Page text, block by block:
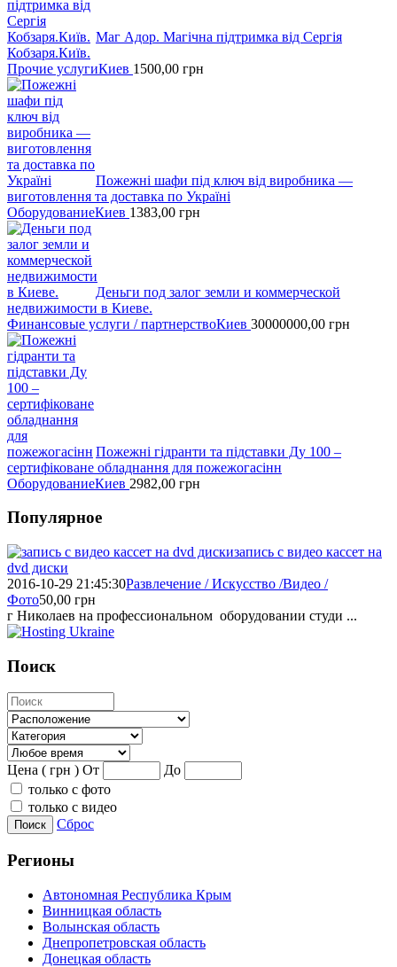
Маг Адор. Магічна підтримка від Сергія
Кобзаря.Київ.
Прочие услугиКиев 1500,00 грн
Пожежні шафи пiд ключ вiд виробника —
виготовлення та доставка по Україні
ОборудованиеКиев 1383,00 грн
Деньги под залог земли и коммерческой
недвижимости в Киеве.
Финансовые услуги / партнерствоКиев 30000000,00 грн
Пожежні гідранти тa підставки Ду 100 –
сертифіковане обладнання для пожежогасінн
ОборудованиеКиев 2982,00 грн
Популярное
запись с видео кассет на
dvd диски
2016-10-29 21:45:30Развлечение / Искусство /Видео /
Фото50,00 грн
г Николаев на профессиональном оборудовании студи ...
Поиск
Цена ( грн ) От
До
только с фото
только с видео
Поиск Сброс
Регионы
Автономная Республика Крым
Винницкая область
Волынская область
Днепропетровская область
Донецкая область